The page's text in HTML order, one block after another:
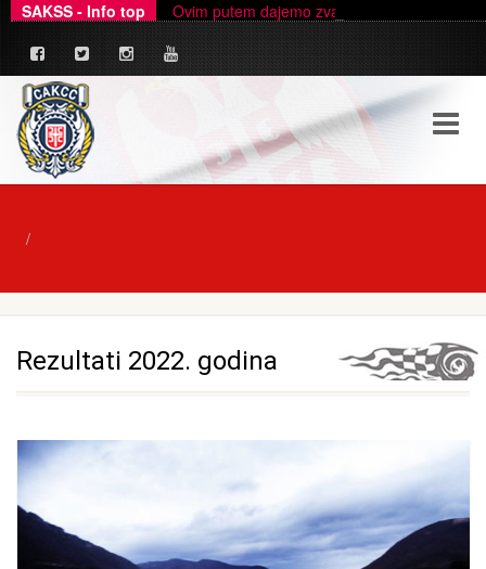
SAKSS - Info top Ovim putem dajemo zvanično pojašnjenje u
Rezultati 2022. godina